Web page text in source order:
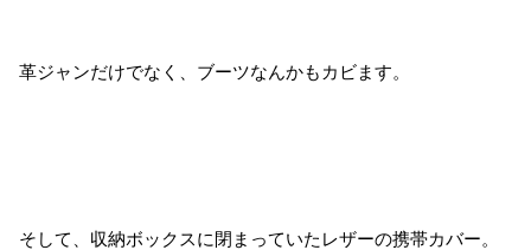
革ジャンだけでなく、ブーツなんかもカビます。
そして、収納ボックスに閉まっていたレザーの携帯カバー。